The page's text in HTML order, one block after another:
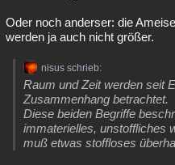
Oder noch anderser: die
werden ja auch nicht größer.
nisus schrieb:
Raum und Zeit werden seit
Zusammenhang betrachtet.
Diese beiden Begriffe
immaterielles, unstoffliches
muß etwas stoffloses